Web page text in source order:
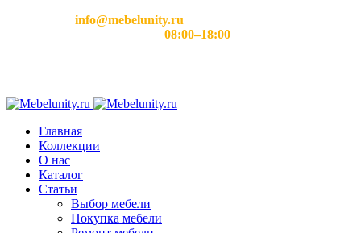
info@mebelunity.ru
08:00–18:00
Главная
Коллекции
О нас
Каталог
Статьи
Выбор мебели
Покупка мебели